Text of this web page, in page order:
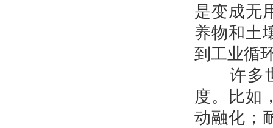
是变成无
养物和土
到工业循
许多世
度。比如
动融化；